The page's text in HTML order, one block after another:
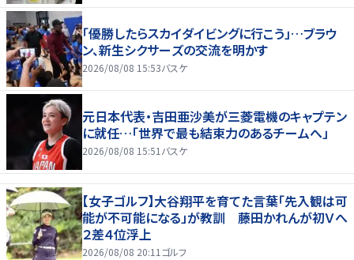
「優勝したらスカイダイビングに行こう」…ブラウ
ン、新生シクサーズの交流を明かす
2026/08/08 15:53バスケ
元日本代表・吉田亜沙美が三菱電機のキャプテン
に就任…「世界で最も結束力のあるチームへ」
2026/08/08 15:51 バスケ
【女子ゴルフ】大谷翔平を育てた言葉「先入観は可
能が不可能になる」が教訓 藤田かれんが初Ｖへ
２差４位浮上
2026/08/08 20:11 ゴルフ